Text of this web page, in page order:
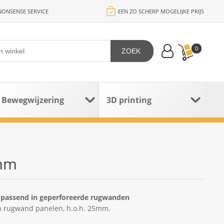
SERVICE EEN ZO SCHERP MOGELIJKE PRIJS
0
ZOEK
Bewegwijzering 3D printing
in geperforeerde rugwanden
panelen, h.o.h. 25mm.